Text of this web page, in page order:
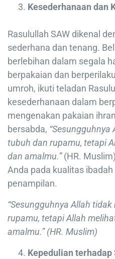
Kesederhanaan dan
Rasulullah SAW dikenal
sederhana dan tenang.
berlebihan dalam segala
berpakaian dan
umroh, ikuti teladan
kesederhanaan dalam
mengenakan pakaian
bersabda,
tubuh dan rupamu, tetapi
dan amalmu.”(HR.
Anda pada kualitas
penampilan.
“Sesungguhnya Allah
rupamu, tetapi Allah
amalmu.” (HR. Muslim)
Kepedulian terhadap